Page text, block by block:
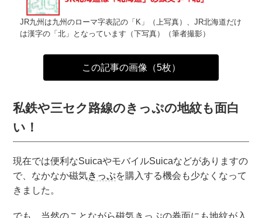
JR九州は九州のローマ字表記の「K」（上写真）、JR北海道だけ
は漢字の「北」となっています（下写真）（筆者撮影）
この記事の画像（5枚）
私鉄や三セク路線のきっぷの地紋も面白
い！
現在では便利なSuicaやモバイルSuicaなどがありますの
で、なかなか磁気きっぷを購入する機会も少なくなって
きました。